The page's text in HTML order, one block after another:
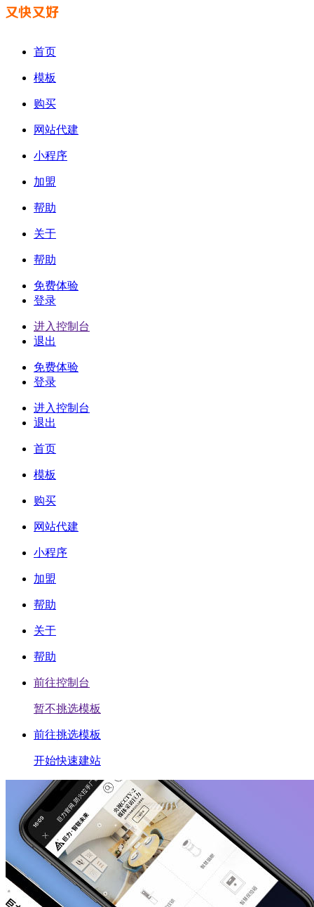
首页
模板
购买
网站代建
小程序
加盟
帮助
关于
帮助
免费体验
登录
进入控制台
退出
免费体验
登录
进入控制台
退出
首页
模板
购买
网站代建
小程序
加盟
帮助
关于
帮助
前往控制台
暂不挑选模板
前往挑选模板
开始快速建站